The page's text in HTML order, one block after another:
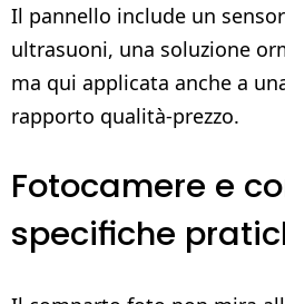
Il pannello include un
ultrasuoni, una soluzione
ma qui applicata anche a
rapporto qualità-prezzo.
Fotocamere e
specifiche